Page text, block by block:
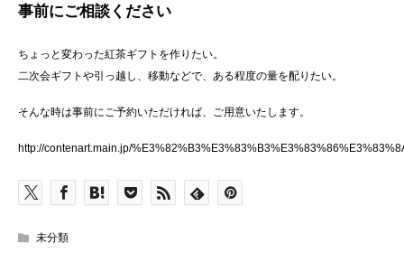
事前にご相談ください
ちょっと変わった紅茶ギフトを作りたい。
二次会ギフトや引っ越し、移動などで、ある程度の量を配りたい。
そんな時は事前にご予約いただければ、ご用意いたします。
http://contenart.main.jp/
未分類